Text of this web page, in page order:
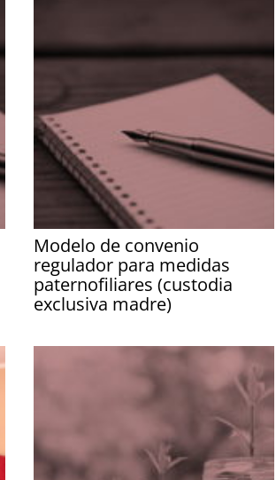
Modelo de convenio
regulador para medidas
paternofiliares (custodia
exclusiva madre)